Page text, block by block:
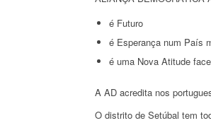
é Futuro
é Esperança num País
é uma Nova Atitude
A AD acredita nos
O distrito de Setúbal tem